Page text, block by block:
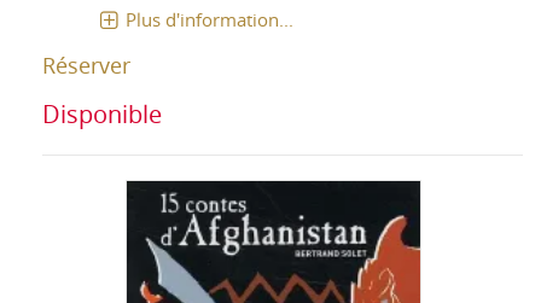
Plus d'information...
Réserver
Disponible